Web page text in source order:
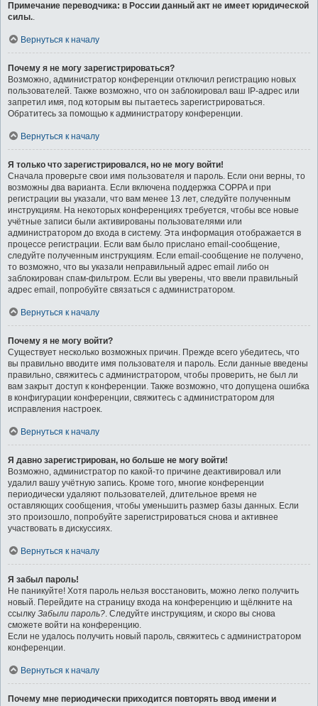
Примечание переводчика: в России данный акт не имеет юридической
силы..
Вернуться к началу
Почему я не могу зарегистрироваться?
Возможно, администратор конференции отключил регистрацию новых
пользователей. Также возможно, что он заблокировал ваш IP-адрес или
запретил имя, под которым вы пытаетесь зарегистрироваться.
Обратитесь за помощью к администратору конференции.
Вернуться к началу
Я только что зарегистрировался, но не могу войти!
Сначала проверьте свои имя пользователя и пароль. Если они верны, то
возможны два варианта. Если включена поддержка COPPA и при
регистрации вы указали, что вам менее 13 лет, следуйте полученным
инструкциям. На некоторых конференциях требуется, чтобы все новые
учётные записи были активированы пользователями или
администратором до входа в систему. Эта информация отображается в
процессе регистрации. Если вам было прислано email-сообщение,
следуйте полученным инструкциям. Если email-сообщение не получено,
то возможно, что вы указали неправильный адрес email либо он
заблокирован спам-фильтром. Если вы уверены, что ввели правильный
адрес email, попробуйте связаться с администратором.
Вернуться к началу
Почему я не могу войти?
Существует несколько возможных причин. Прежде всего убедитесь, что
вы правильно вводите имя пользователя и пароль. Если данные введены
правильно, свяжитесь с администратором, чтобы проверить, не был ли
вам закрыт доступ к конференции. Также возможно, что допущена ошибка
в конфигурации конференции, свяжитесь с администратором для
исправления настроек.
Вернуться к началу
Я давно зарегистрирован, но больше не могу войти!
Возможно, администратор по какой-то причине деактивировал или
удалил вашу учётную запись. Кроме того, многие конференции
периодически удаляют пользователей, длительное время не
оставляющих сообщения, чтобы уменьшить размер базы данных. Если
это произошло, попробуйте зарегистрироваться снова и активнее
участвовать в дискуссиях.
Вернуться к началу
Я забыл пароль!
Не паникуйте! Хотя пароль нельзя восстановить, можно легко получить
новый. Перейдите на страницу входа на конференцию и щёлкните на
ссылку Забыли пароль?. Следуйте инструкциям, и скоро вы снова
сможете войти на конференцию.
Если не удалось получить новый пароль, свяжитесь с администратором
конференции.
Вернуться к началу
Почему мне периодически приходится повторять ввод имени и